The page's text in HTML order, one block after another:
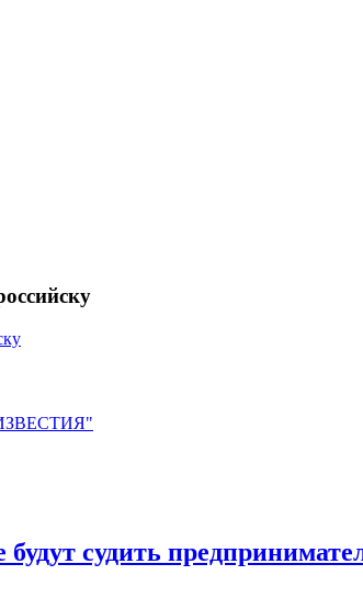
ИЗВЕСТИЯ"
судить